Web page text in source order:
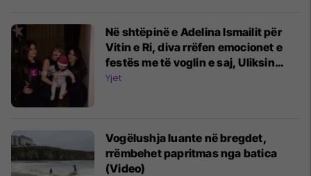
të Ri
Në shtëpinë e Adelina Ismailit për
Vitin e Ri, diva rrëfen emocionet e
festës me të voglin e saj, Uliksin
(Foto)
Yjet
Vogëlushja luante në bregdet,
rrëmbehet papritmas nga batica
(Video)